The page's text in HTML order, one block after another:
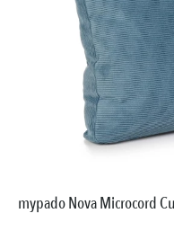
mypado Nova Microcord